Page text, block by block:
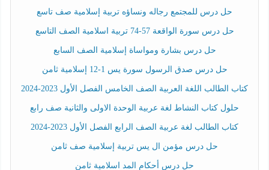
حل درس للمجتمع رجاله ونساؤه تربية إسلامية صف تاسع
حل درس سورة الواقعة 57-74 تربية اسلامية الصف التاسع
حل درس بشارة ومواساة إسلامية الصف السابع
حل درس صدق الرسول سورة يس 1-12 إسلامية ثامن
كتاب الطالب اللغة العربية الصف الخامس الفصل الأول 2023-2024
حلول كتاب النشاط لغة عربية الوحدة الاولى والثانية صف رابع
كتاب الطالب لغة عربية الصف الرابع الفصل الأول 2023-2024
حل درس مؤمن ال يس تربية إسلامية صف ثامن
حل درس أحكام المد اسلامية ثامن